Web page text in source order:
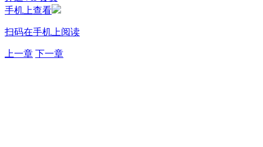
手机上查看
扫码在手机上阅读
上一章 下一章